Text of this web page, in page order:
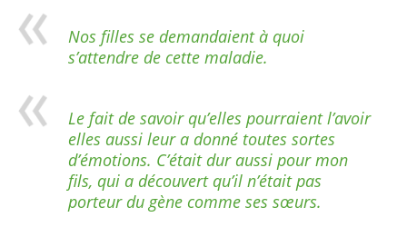
Nos filles se demandaient à quoi
s’attendre de cette maladie.
Le fait de savoir qu’elles pourraient l’avoir
elles aussi leur a donné toutes sortes
d’émotions. C’était dur aussi pour mon
fils, qui a découvert qu’il n’était pas
porteur du gène comme ses sœurs.